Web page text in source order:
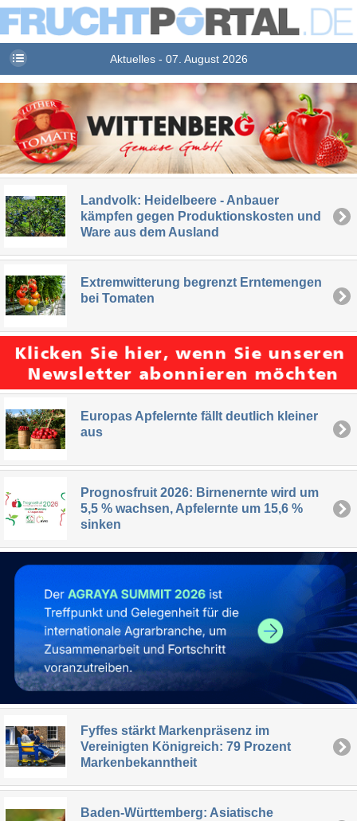
Aktuelles - 07. August 2026
Landvolk: Heidelbeere - Anbauer
kämpfen gegen Produktionskosten und
Ware aus dem Ausland
Extremwitterung begrenzt Erntemengen
bei Tomaten
Europas Apfelernte fällt deutlich kleiner
aus
Prognosfruit 2026: Birnenernte wird um
5,5 % wachsen, Apfelernte um 15,6 %
sinken
Fyffes stärkt Markenpräsenz im
Vereinigten Königreich: 79 Prozent
Markenbekanntheit
Baden-Württemberg: Asiatische